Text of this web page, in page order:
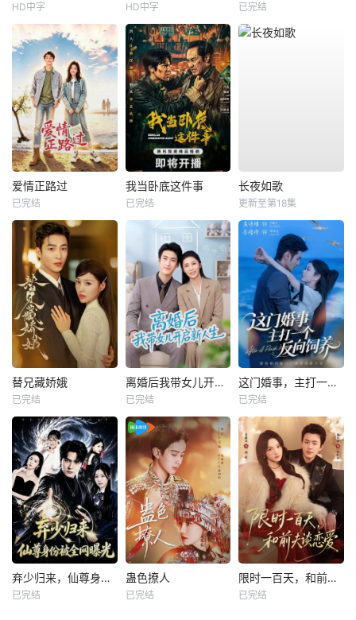
HD中字 HD中字 已完结
爱情正路过
已完结
我当卧底这件事
已完结
长夜如歌
更新至第18集
替兄藏娇娥
已完结
离婚后我带女儿开启新人生
已完结
这门婚事，主打一个反向饲养
已完结
弃少归来，仙尊身份被全网曝光
已完结
蛊色撩人
已完结
限时一百天，和前夫谈恋爱
已完结